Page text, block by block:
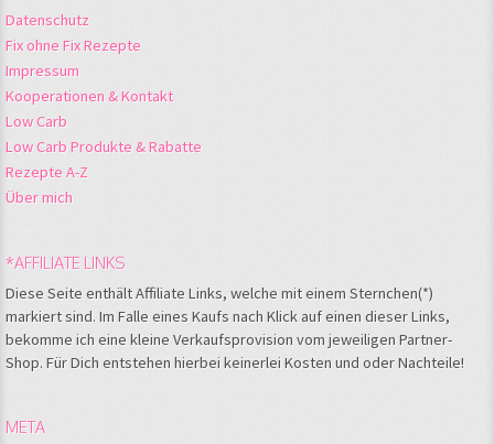
Datenschutz
Fix ohne Fix Rezepte
Impressum
Kooperationen & Kontakt
Low Carb
Low Carb Produkte & Rabatte
Rezepte A-Z
Über mich
*AFFILIATE LINKS
Diese Seite enthält Affiliate Links, welche mit einem Sternchen(*)
markiert sind. Im Falle eines Kaufs nach Klick auf einen dieser Links,
bekomme ich eine kleine Verkaufsprovision vom jeweiligen Partner-
Shop. Für Dich entstehen hierbei keinerlei Kosten und oder Nachteile!
META